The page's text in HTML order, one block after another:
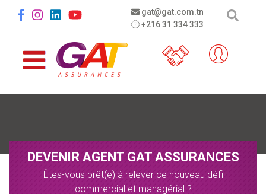
gat@gat.com.tn
+216 31 334 333
Social menu
DEVENIR AGENT GAT ASSURANCES
Êtes-vous prêt(e) à relever ce nouveau défi
commercial et managérial ?